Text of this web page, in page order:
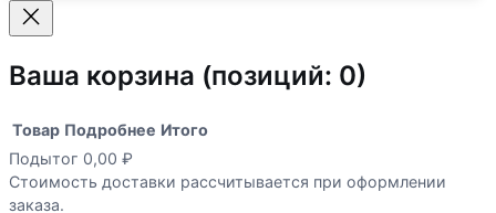
Ваша корзина (позиций: 0)
Товары
Товар Подробнее Итого
Подытог 0,00 ₽
Стоимость доставки рассчитывается при оформлении
заказа.